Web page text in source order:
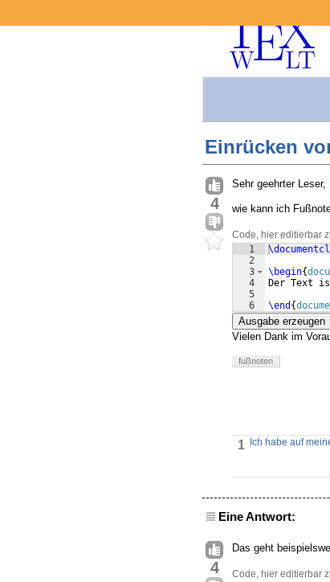
Einrücken
4
Sehr geehrter Leser,
wie kann ich
Code, hier editierbar
1
2
3
4
5
6
\begin{
Der Text
\end {
Ausgabe erzeugen
Vielen Dank im
fußnoten
1 Ich habe auf
Eine Antwort:
4
Das geht
Code, hier editierbar